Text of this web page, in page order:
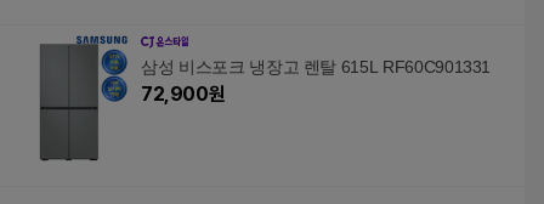
삼성 비스포크 냉장고 렌탈 615L RF60C901331
72,900원